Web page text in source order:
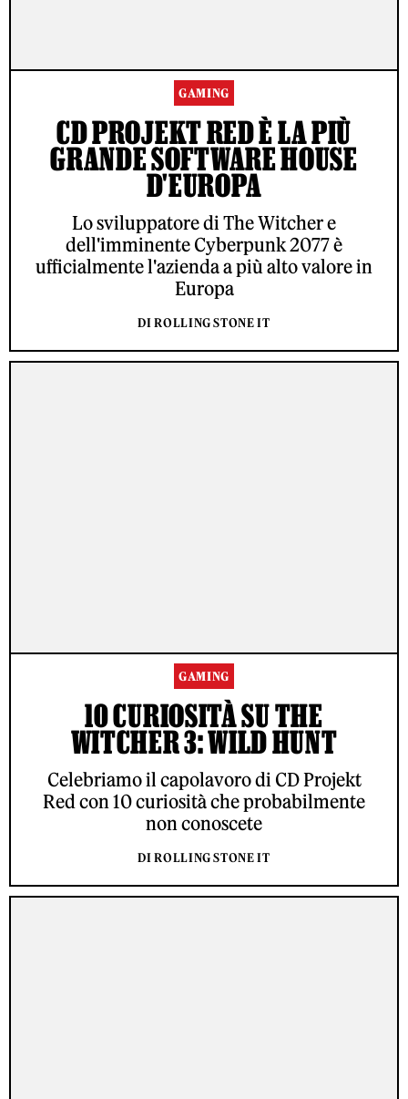
GAMING
CD PROJEKT RED È LA PIÙ
GRANDE SOFTWARE HOUSE
D'EUROPA
Lo sviluppatore di The Witcher e
dell'imminente Cyberpunk 2077 è
ufficialmente l'azienda a più alto valore in
Europa
DI ROLLING STONE IT
GAMING
10 CURIOSITÀ SU THE
WITCHER 3: WILD HUNT
Celebriamo il capolavoro di CD Projekt
Red con 10 curiosità che probabilmente
non conoscete
DI ROLLING STONE IT